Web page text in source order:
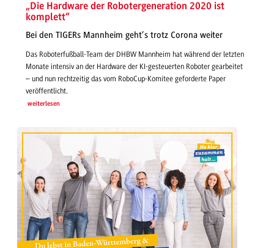
„Die Hardware der Robotergeneration 2020 ist
komplett“
Bei den TIGERs Mannheim geht’s trotz Corona weiter
Das Roboterfußball-Team der DHBW Mannheim hat während der letzten
Monate intensiv an der Hardware der KI-gesteuerten Roboter gearbeitet
– und nun rechtzeitig das vom RoboCup-Komitee geforderte Paper
veröffentlicht.
weiterlesen